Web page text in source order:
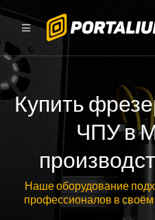
Купить
ЧПУ в
Наше оборудование
профессионалов в своём